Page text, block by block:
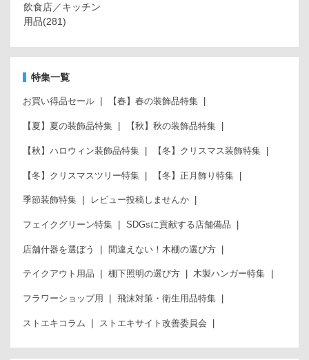
飲食店／キッチン
用品(281)
特集一覧
お買い得品セール 【春】春の装飾品特集
【夏】夏の装飾品特集 【秋】秋の装飾品特集
【秋】ハロウィン装飾品特集 【冬】クリスマス装飾特集
【冬】クリスマスツリー特集 【冬】正月飾り特集
季節装飾特集 レビュー投稿しませんか
フェイクグリーン特集 SDGsに貢献する店舗備品
店舗什器を選ぼう 間違えない！木棚の選び方
テイクアウト用品 棚下照明の選び方 木製ハンガー特集
フラワーショップ用 飛沫対策・衛生用品特集
ストエキコラム ストエキサイト改善委員会